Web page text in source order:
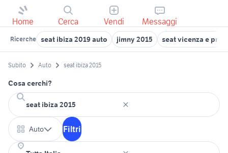
Home Cerca Vendi Messaggi
Ricerche seat ibiza 2019 auto jimny 2015 seat vicenza e
Subito Auto seat ibiza 2015
Cosa cerchi?
Auto Filtri